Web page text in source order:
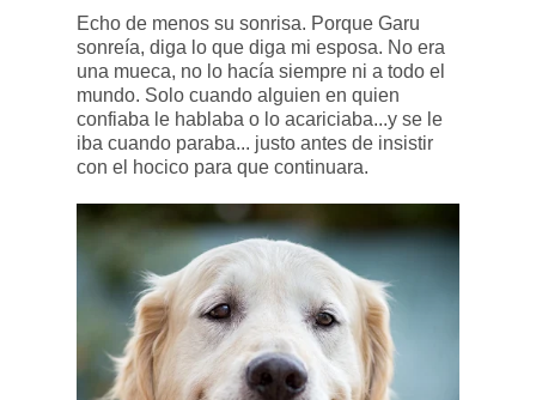
Echo de menos su sonrisa. Porque Garu
sonreía, diga lo que diga mi esposa. No era
una mueca, no lo hacía siempre ni a todo el
mundo. Solo cuando alguien en quien
confiaba le hablaba o lo acariciaba...y se le
iba cuando paraba... justo antes de insistir
con el hocico para que continuara.